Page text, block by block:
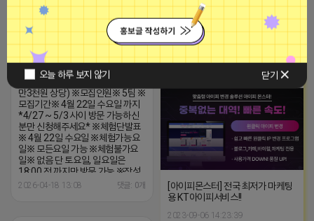
오늘 하루 보지 않기 닫기
https://forms.gle/
※특이사항※ 방문인원 최대 2인 까
지 가능 체험권 금액 초과시 초과비
용은 본인부담입니다.
2026-04-18 13:32 댓글: 0개
[고양시/대화동] 연탄불에 구워먹는
16년된 숨은 노포 고기맛집 너비아
니 본점 에서 블로그, 릴스 체험단 모
집합니다 (당첨확률 높습니다!) ※
체험메뉴※ 양념갈비 2인 + 육회 (7
만3천원 상당) ※모집인원※ 5팀 ※
모집기간※ 4월 22일 수요일 까지
*4/27 ~ 5/3 사이 방문 가능하신
분만 신청해주세요* ※체험단발표
※ 4월 22일 수요일 ※체험가능요
일※ 모든요일 가능 ※체험불가요
일※ 없음 단 토요일, 일요일은
18:00 전 까지만 방문 가능 ※작성
기한※ 방문 후 3일 이내 ※체험신
https://forms.gle/G9ooQcs7R3NLeK8w9
2026-04-18 13:08 댓글: 0개
■아이피몬스터■
[아이피몬스터] 전국 최저가 마케팅
용 KT아이피서비스!!
2023-09-06 14:23:39